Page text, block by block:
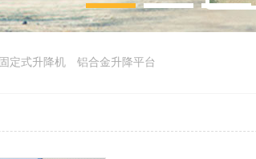
固定式升降机 铝合金升降平台